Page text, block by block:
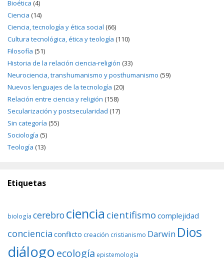
Bioética (4)
Ciencia (14)
Ciencia, tecnología y ética social (66)
Cultura tecnológica, ética y teología (110)
Filosofía (51)
Historia de la relación ciencia-religión (33)
Neurociencia, transhumanismo y posthumanismo (59)
Nuevos lenguajes de la tecnología (20)
Relación entre ciencia y religión (158)
Secularización y postsecularidad (17)
Sin categoría (55)
Sociología (5)
Teología (13)
Etiquetas
biología cerebro ciencia cientifismo complejidad
conciencia conflicto creación cristianismo Darwin Dios
diálogoecología epistemología